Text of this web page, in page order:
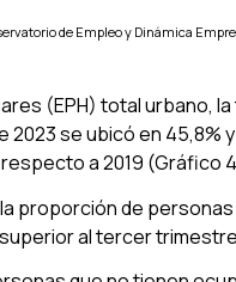
de Empleo y Dinámica
(EPH) total urbano,
se ubicó en
a 2019 (Gráfico
proporción de
al tercer